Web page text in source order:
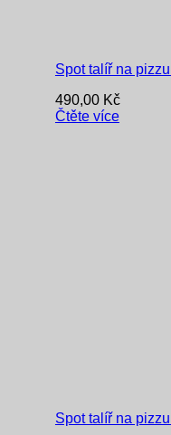
Spot talíř na
490,00 Kč
Čtěte více
Spot talíř na